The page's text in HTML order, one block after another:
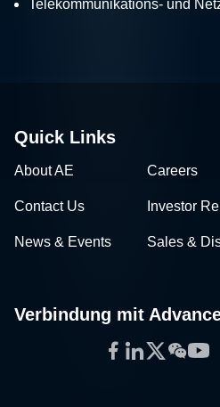
Telekommunikations- und
Quick Links
About AE Careers
Contact Us Investor
News & Events Sales &
Verbindung mit
Facebook
LinkedIn
Twitter